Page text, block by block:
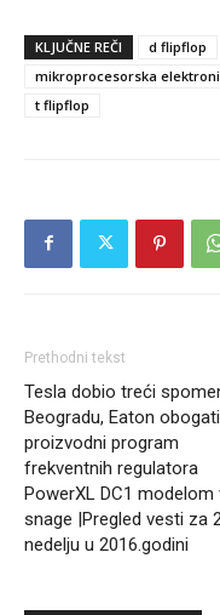
KLJUČNE REČI d flipflop
mikroprocesorska
t flipflop
Prethodni tekst
Tesla dobio treći
Beogradu, Eaton
proizvodni program
frekventnih regulatora
PowerXL DC1 modelom
snage |Pregled vesti za
nedelju u 2016.godini